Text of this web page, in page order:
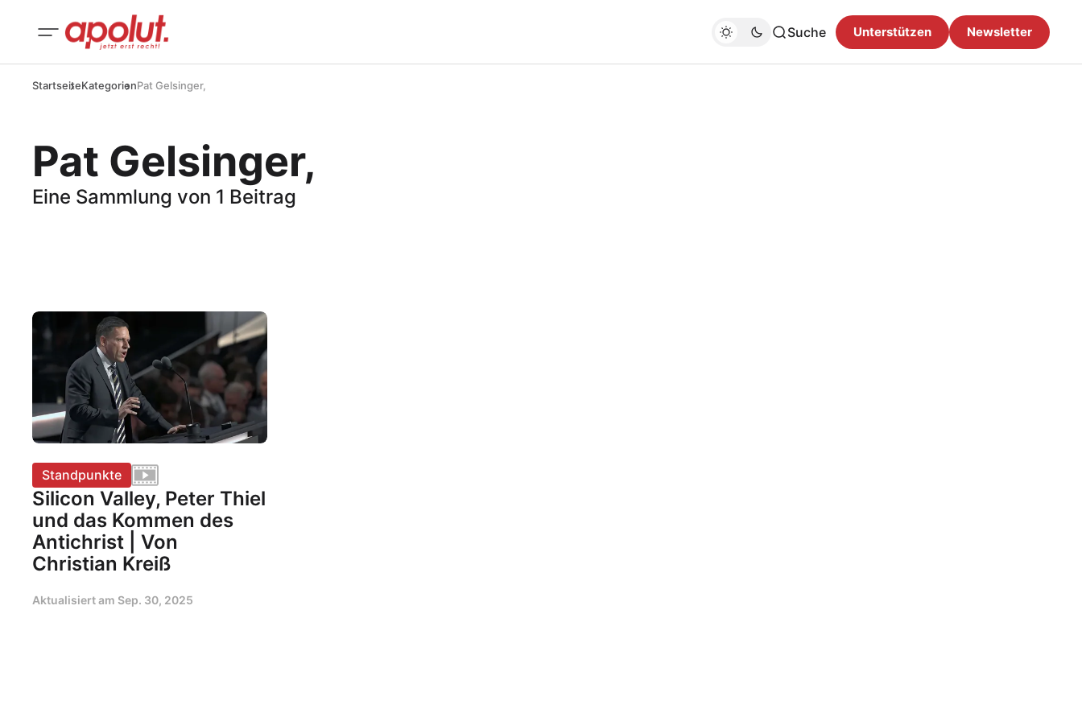
Suche Unterstützen Newsletter
StartseiteKategorienPat Gelsinger,
Pat Gelsinger,
Eine Sammlung von 1 Beitrag
Standpunkte
Silicon Valley, Peter Thiel
und das Kommen des
Antichrist | Von
Christian Kreiß
Aktualisiert am Sep. 30, 2025